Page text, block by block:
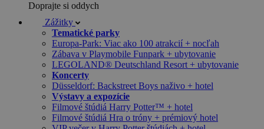
Doprajte si oddych
Zážitky
Tematické parky
Europa-Park: Viac ako 100 atrakcií + nocľah
Zábava v Playmobile Funpark + ubytovanie
LEGOLAND® Deutschland Resort + ubytovanie
Koncerty
Düsseldorf: Backstreet Boys naživo + hotel
Výstavy a expozície
Filmové štúdiá Harry Potter™ + hotel
Filmové štúdiá Hra o tróny + prémiový hotel